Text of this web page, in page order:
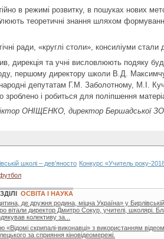
в режимі розвитку, в пошуках нових
теоретичні знання шляхом
ради, «круглі столи», консиліуми
дирекція та учні висловлюють подяку
першому директору школи В.Д.
депутатам Г.М. Заболотному, М.І.
і робиться для поліпшення
ОНІЩЕНКО, директор Бершадської
школі – дев’яносто Конкурс «Учитель року-
ОСВІТА І НАУКА
де дружня родина, міцна Україна» у Бирлівській
вітали директор Дмитро Сокур, учителі, школярі.
колективу за...
«Відомі скрипалі-виконавці» з використанням
за сприяння кіновідеомережі.